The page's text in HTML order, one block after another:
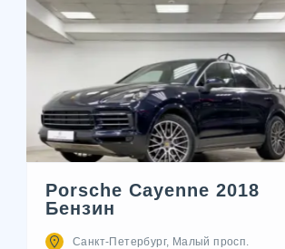
Porsche Cayenne 2018
Бензин
Санкт-Петербург, Малый просп.